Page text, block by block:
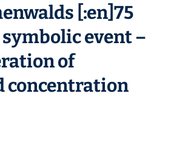
[:en]75
symbolic event –
of
concentration